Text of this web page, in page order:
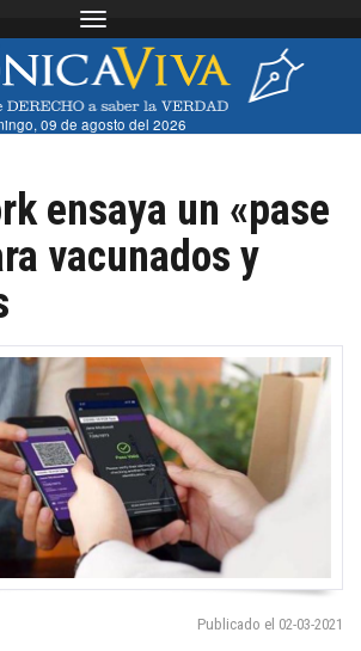
Toggle navigation
09 de agosto del 2026
ensaya un «pase
vacunados y
Publicado el 02-03-2021